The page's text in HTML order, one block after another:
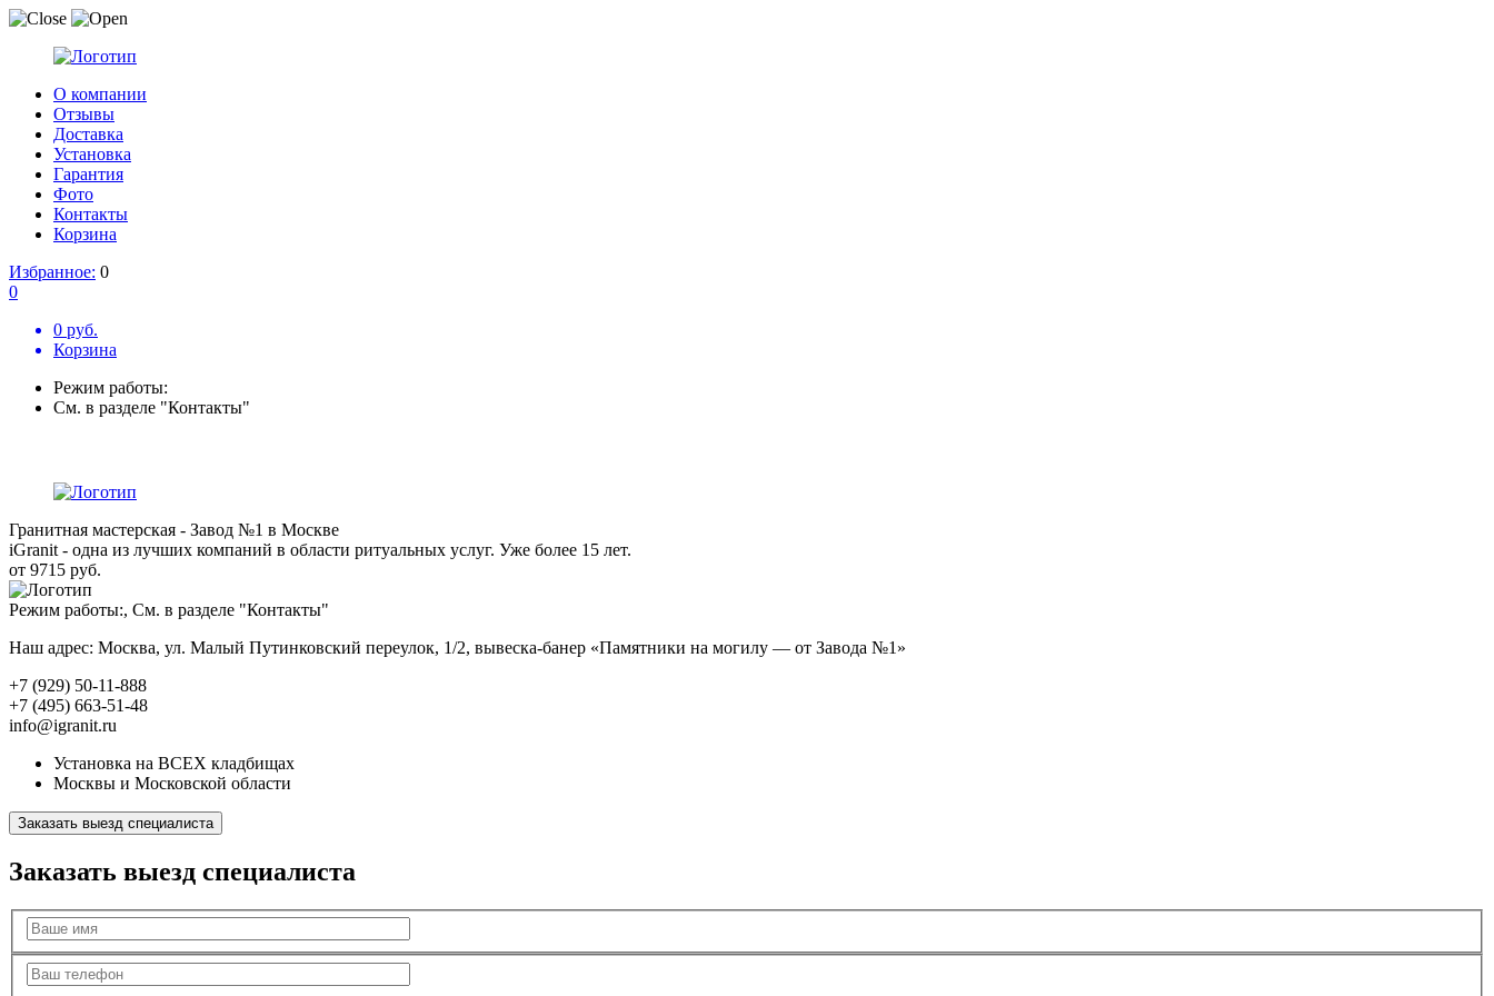
О компании
Отзывы
Доставка
Установка
Гарантия
Фото
Контакты
Корзина
Избранное: 0
0
0 руб.
Корзина
Режим работы:
См. в разделе "Контакты"
Гранитная мастерская - Завод №1 в Москве
iGranit - одна из лучших компаний в области ритуальных услуг. Уже более 15 лет.
от 9715 руб.
Режим работы:, См. в разделе "Контакты"
Наш адрес: Москва, ул. Малый Путинковский переулок, 1/2, вывеска-банер «Памятники на могилу — от Завода №1»
+7 (929) 50-11-888
+7 (495) 663-51-48
info@igranit.ru
Установка на ВСЕХ кладбищах
Москвы и Московской области
Заказать выезд специалиста
Заказать выезд специалиста